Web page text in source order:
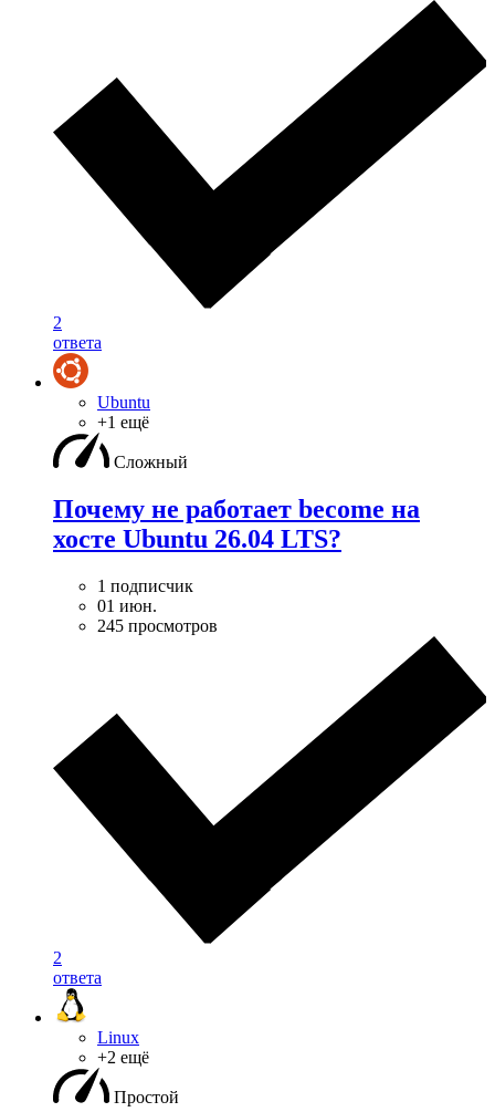
2
ответа
Ubuntu
+1 ещё
Сложный
Почему не работает become на
хосте Ubuntu 26.04 LTS?
1 подписчик
01 июн.
245 просмотров
2
ответа
Linux
+2 ещё
Простой